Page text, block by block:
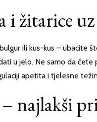
i žitarice
ili kus-kus – ubacite
u jelo. Ne samo da
apetita i tjelesne
– najlakši